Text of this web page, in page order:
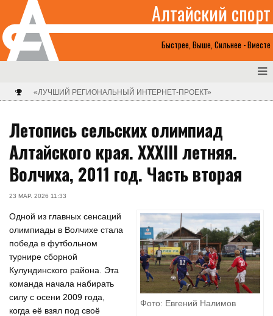
Быстрее, Выше, Сильнее - Вместе
Алтайский спорт
«ЛУЧШИЙ РЕГИОНАЛЬНЫЙ ИНТЕРНЕТ-ПРОЕКТ»
Летопись сельских олимпиад
Алтайского края. XXXIII летняя.
Волчиха, 2011 год. Часть вторая
23 МАР. 2026 11:33
Фото: Евгений Налимов
Одной из главных сенсаций
олимпиады в Волчихе стала
победа в футбольном
турнире сборной
Кулундинского района. Эта
команда начала набирать
силу с осени 2009 года,
когда её взял под своё